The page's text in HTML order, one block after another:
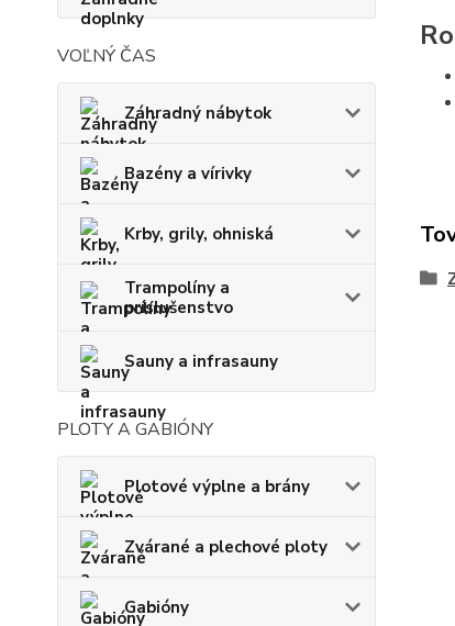
VOĽNÝ ČAS
Záhradný nábytok
Bazény a vírivky
Krby, grily, ohniská
Trampolíny a
príslušenstvo
Sauny a infrasauny
PLOTY A GABIÓNY
Plotové výplne a brány
Zvárané a plechové ploty
Gabióny